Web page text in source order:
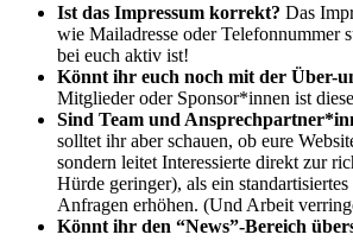
Ist das Impressum korrekt? Das
wie Mailadresse oder Telefonnummer
bei euch aktiv ist!
Könnt ihr euch noch mit der Über-
Mitglieder oder Sponsor*innen ist
Sind Team und
solltet ihr aber schauen, ob eure
sondern leitet Interessierte direkt zur
Hürde geringer), als ein
Anfragen erhöhen. (Und Arbeit
Könnt ihr den “News”-Bereich